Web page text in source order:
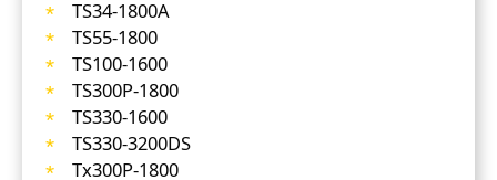
TS34-1800A
TS55-1800
TS100-1600
TS300P-1800
TS330-1600
TS330-3200DS
Tx300P-1800